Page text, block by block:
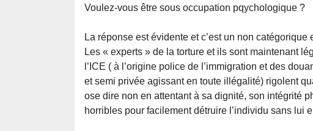
Voulez-vous être sous occupation pqychologique ?
La réponse est évidente et c’est un non catégorique
Les « experts » de la torture et ils sont maintenant
l’ICE ( à l’origine police de l’immigration et des
et semi privée agissant en toute illégalité) rigolent
ose dire non en attentant à sa dignité, son intégrité
horribles pour facilement détruire l’individu sans lui